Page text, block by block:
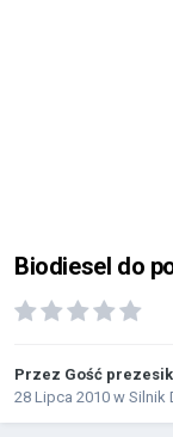
Biodiesel do
Przez Gość
28 Lipca 2010 w Silnik